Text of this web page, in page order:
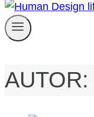
AUTOR: